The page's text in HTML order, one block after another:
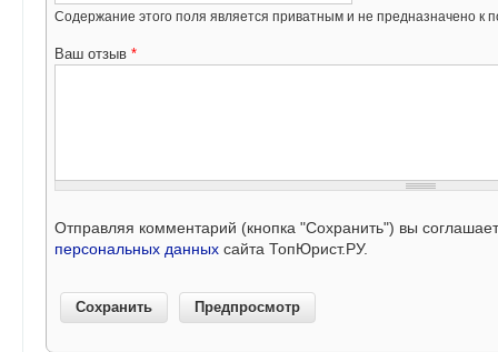
Содержание этого поля является приватным и не предназначено к
Ваш отзыв *
Отправляя комментарий (кнопка "Сохранить") вы
персональных данных сайта ТопЮрист.РУ.